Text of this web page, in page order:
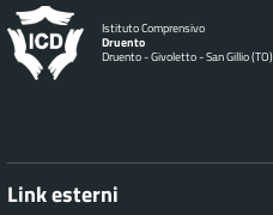
Istituto Comprensivo
Druento
Druento - Givoletto - San Gillio (TO)
Link esterni